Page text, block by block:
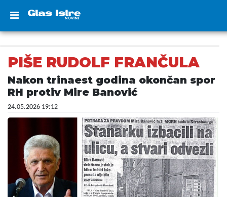
PIŠE RUDOLF FRANČULA
Nakon trinaest godina okončan spor
RH protiv Mire Banović
24.05.2026 19:12